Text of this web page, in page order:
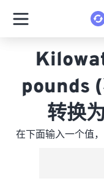
pounds
转换
在下面输入一个值